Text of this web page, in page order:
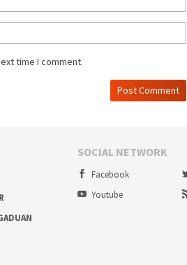
time I comment.
SOCIAL NETWORK
Facebook
Youtube